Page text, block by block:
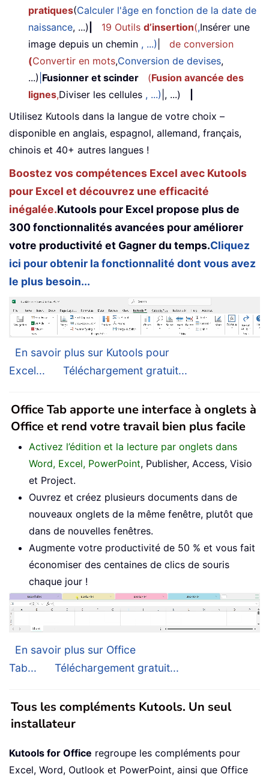
pratiques(Calculer l'âge en fonction de la date de
naissance, ...) 19 Outils d’insertion(,Insérer une
image depuis un chemin , ...)
de conversion
(Convertir en mots,Conversion de devises,
...) Fusionner et scinder (Fusion avancée des
lignes,Diviser les cellules , ...) |, ...)
Utilisez Kutools dans la langue de votre choix –
disponible en anglais, espagnol, allemand, français,
chinois et 40+ autres langues !
Boostez vos compétences Excel avec Kutools
pour Excel et découvrez une efficacité
inégalée.Kutools pour Excel propose plus de
300 fonctionnalités avancées pour améliorer
votre productivité et Gagner du temps.Cliquez
ici pour obtenir la fonctionnalité dont vous avez
le plus besoin...
En savoir plus sur Kutools pour
Excel...
Téléchargement gratuit...
Office Tab apporte une interface à onglets à
Office et rend votre travail bien plus facile
Activez l’édition et la lecture par onglets dans
Word, Excel, PowerPoint, Publisher, Access, Visio
et Project.
Ouvrez et créez plusieurs documents dans de
nouveaux onglets de la même fenêtre, plutôt que
dans de nouvelles fenêtres.
Augmente votre productivité de 50 % et vous fait
économiser des centaines de clics de souris
chaque jour !
En savoir plus sur Office
Tab...
Téléchargement gratuit...
Tous les compléments Kutools. Un seul
installateur
Kutools for Office regroupe les compléments pour
Excel, Word, Outlook et PowerPoint, ainsi que Office